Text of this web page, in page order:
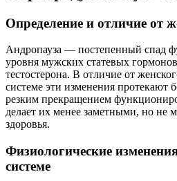
Определение и отличие от
Андропаузa — постепенный спад
уровня мужских статевых
тестостерона. В отличие от
системе эти изменения протекают
резким прекращением
делает их менее заметными, но не
здоровья.
Физиологические
системе